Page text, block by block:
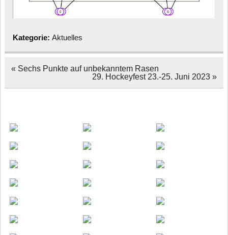
Kategorie: Aktuelles
Beitragsnavigation
« Sechs Punkte auf unbekanntem Rasen
29. Hockeyfest 23.-25. Juni 2023 »